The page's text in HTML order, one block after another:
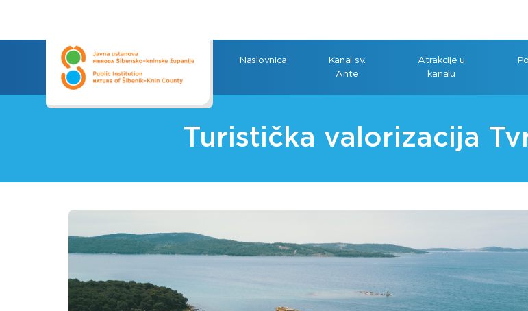
Naslovnica
Kanal sv.
Ante
Atrakcije u
kanalu
Turistička valorizacija